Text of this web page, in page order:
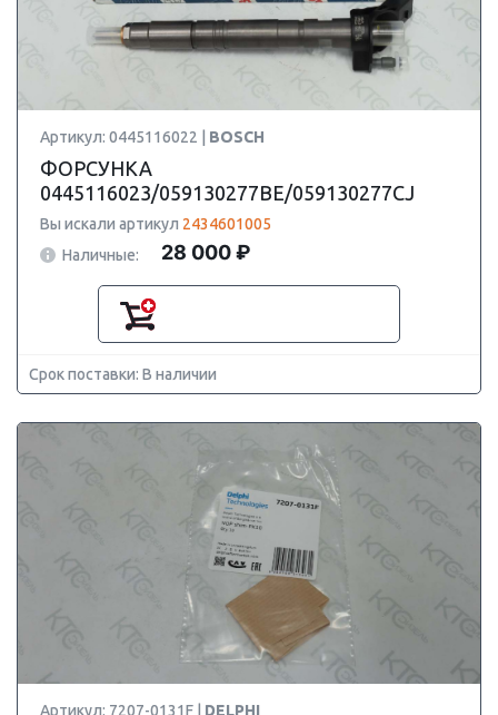
Артикул: 0445116022 | BOSCH
ФОРСУНКА
0445116023/059130277BE/059130277CJ
Вы искали артикул 2434601005
Наличные:
28 000 ₽
Срок поставки: В наличии
Артикул: 7207-0131F | DELPHI